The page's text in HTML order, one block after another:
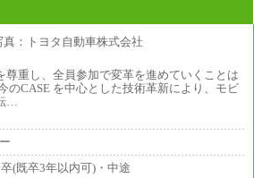
尊重し、全員参加で変革を進めていくことは
のCASE を中心とした技術革新により、モビ
…
(既卒3年以内可)・中途